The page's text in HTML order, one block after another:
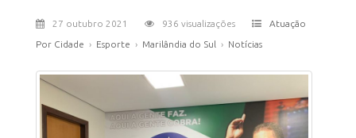
27 outubro 2021 936 visualizações
Atuação
Por Cidade › Esporte › Marilândia do Sul › Notícias